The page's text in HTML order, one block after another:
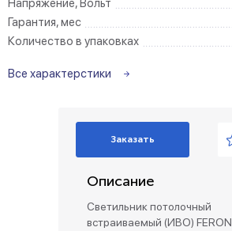
Напряжение, Вольт
Гарантия, мес
Количество в упаковках
Все характерстики
Заказать
Описание
Светильник потолочный
встраиваемый (ИВО) FERON